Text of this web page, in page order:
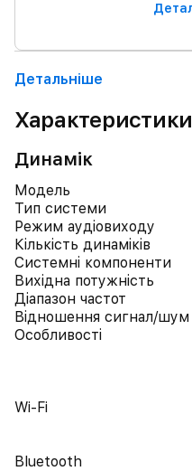
Детальнiше
Характеристики
Динамік
Модель
Тип системи
Режим аудіовиходу
Кількість динаміків
Системні компоненти
Вихідна потужність
Діапазон частот
Відношення сигнал/шум
Особливості
Wi-Fi
Bluetooth